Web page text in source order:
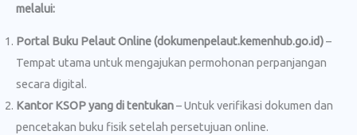
melalui:
Portal Buku Pelaut Online (dokumenpelaut.kemenhub.go.id)–
Tempat utama untuk mengajukan permohonan perpanjangan
secara digital.
Kantor KSOP yang di tentukan– Untuk verifikasi dokumen dan
pencetakan buku fisik setelah persetujuan online.